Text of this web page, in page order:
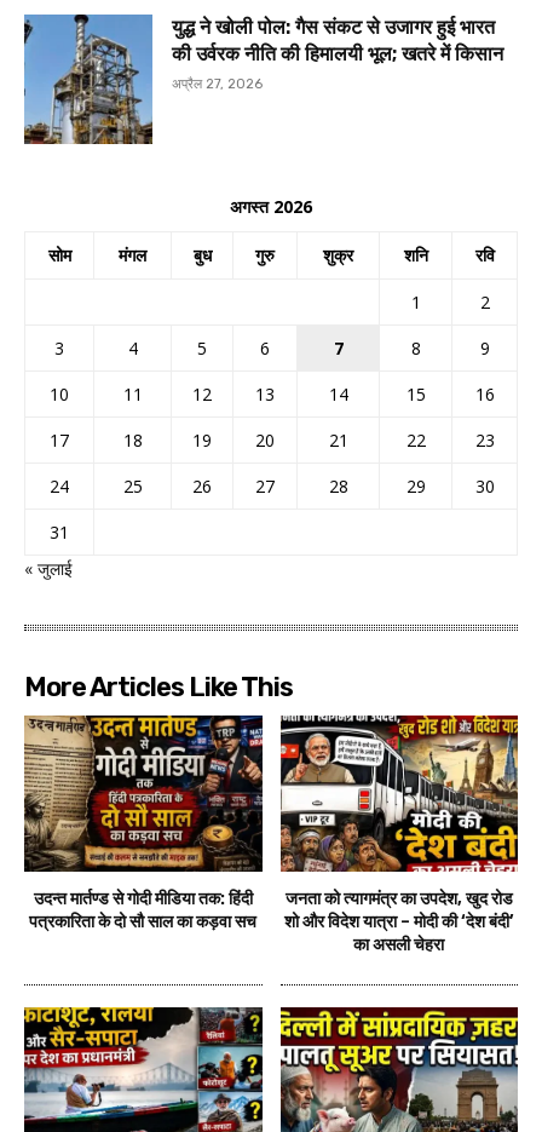
युद्ध ने खोली पोल: गैस संकट से उजागर हुई भारत
की उर्वरक नीति की हिमालयी भूल; खतरे में किसान
अप्रैल 27, 2026
अगस्त 2026
सोम मंगल बुध गुरु शुक्र शनि रवि
1
2
3
4 5 6 7 8
9
10
11 12 13 14 15
16
17
18 19 20 21 22
23
24
25 26 27 28 29
30
31
« जुलाई
More Articles Like This
उदन्त मार्तण्ड से गोदी मीडिया तक: हिंदी
पत्रकारिता के दो सौ साल का कड़वा सच
जनता को त्यागमंत्र का उपदेश, खुद रोड
शो और विदेश यात्रा – मोदी की ‘देश बंदी’
का असली चेहरा